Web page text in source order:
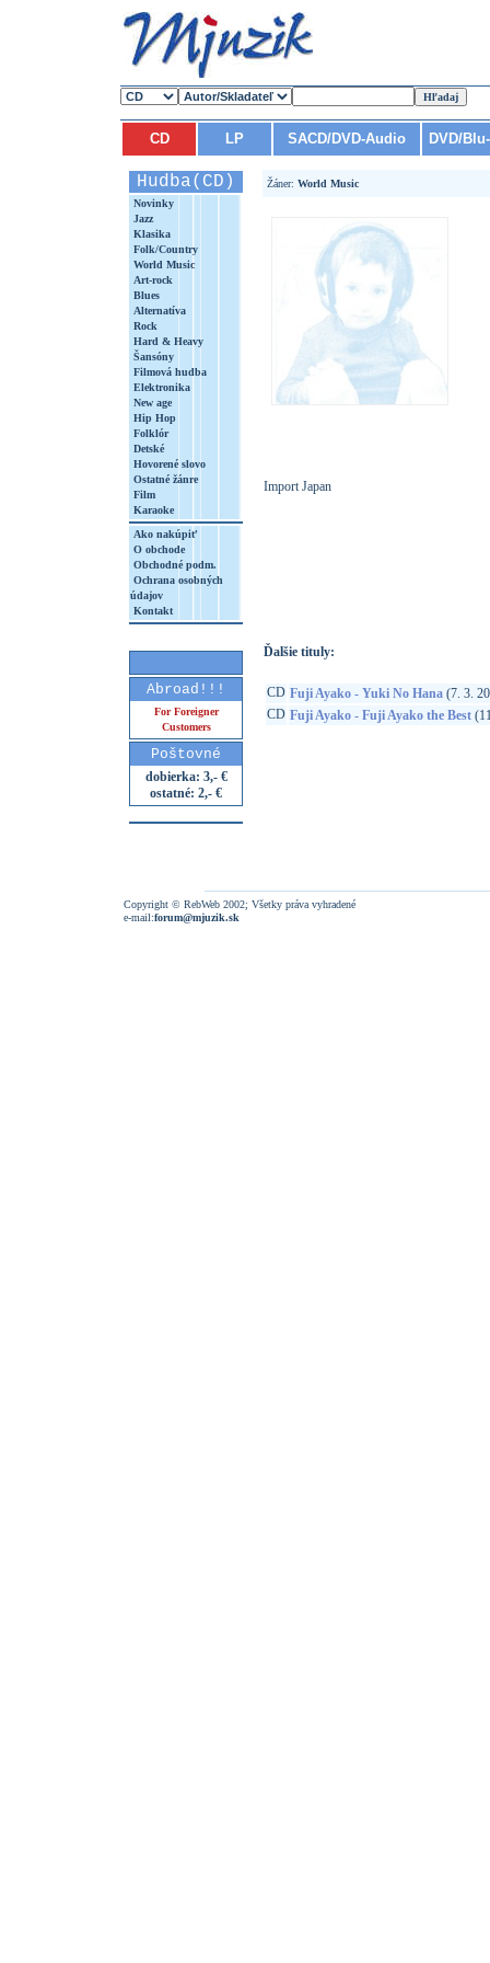
CD LP SACD/DVD-Audio DVD/
Hudba(CD)
Novinky
Jazz
Klasika
Folk/Country
World Music
Art-rock
Blues
Alternatíva
Rock
Hard & Heavy
Šansóny
Filmová hudba
Elektronika
New age
Hip Hop
Folklór
Detské
Hovorené slovo
Ostatné žánre
Film
Karaoke
Ako nakúpiť
O obchode
Obchodné podm.
Ochrana osobných
údajov
Kontakt
Abroad!!!
For Foreigner
Customers
Poštovné
dobierka: 3,- €
ostatné: 2,- €
Žáner: World Music
Import Japan
Ďalšie tituly:
CD Fuji Ayako - Yuki No Hana (7. 3.
CD Fuji Ayako - Fuji Ayako the Best
Copyright © RebWeb 2002; Všetky práva vyhradené
e-mail:forum@mjuzik.sk